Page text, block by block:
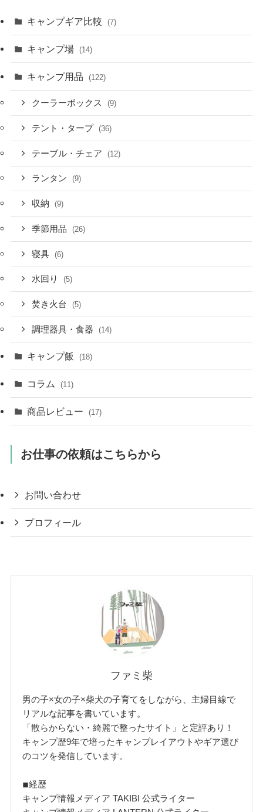
キャンプギア比較 (7)
キャンプ場 (14)
キャンプ用品 (122)
クーラーボックス (9)
テント・タープ (36)
テーブル・チェア (12)
ランタン (9)
収納 (9)
季節用品 (26)
寝具 (6)
水回り (5)
焚き火台 (5)
調理器具・食器 (14)
キャンプ飯 (18)
コラム (11)
商品レビュー (17)
お仕事の依頼はこちらから
お問い合わせ
プロフィール
ファミ柴
男の子×女の子×柴犬の子育てをしながら、主婦目線で
リアルな記事を書いています。
「散らからない・綺麗で整ったサイト」と定評あり！
キャンプ歴9年で培ったキャンプレイアウトやギア選び
のコツを発信しています。
◾︎経歴
キャンプ情報メディア TAKIBI 公式ライター